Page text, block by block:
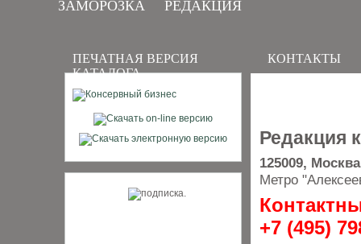
ЗАМОРОЗКА РЕДАКЦИЯ
ПЕЧАТНАЯ ВЕРСИЯ
КАТАЛОГА
КОНТАКТЫ
Редакция
125009,
Метро
+7 (495)